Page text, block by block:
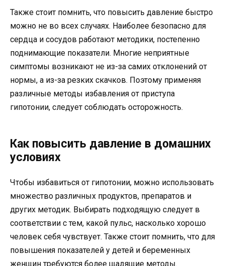
Также стоит помнить, что повысить давление быстро
можно не во всех случаях. Наиболее безопасно для
сердца и сосудов работают методики, постепенно
поднимающие показатели. Многие неприятные
симптомы возникают не из-за самих отклонений от
нормы, а из-за резких скачков. Поэтому применяя
различные методы избавления от приступа
гипотонии, следует соблюдать осторожность.
Как повысить давление в домашних
условиях
Чтобы избавиться от гипотонии, можно использовать
множество различных продуктов, препаратов и
других методик. Выбирать подходящую следует в
соответствии с тем, какой пульс, насколько хорошо
человек себя чувствует. Также стоит помнить, что для
повышения показателей у детей и беременных
женщин требуются более щадящие методы.